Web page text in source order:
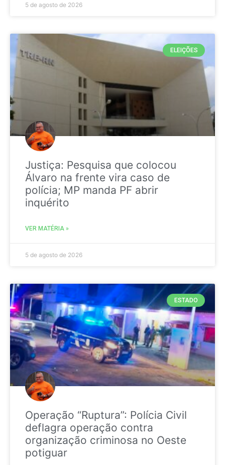
5 de agosto de 2026
ELEIÇÕES
Justiça: Pesquisa que colocou
Álvaro na frente vira caso de
polícia; MP manda PF abrir
inquérito
VER MATÉRIA »
5 de agosto de 2026
ESTADO
Operação “Ruptura”: Polícia Civil
deflagra operação contra
organização criminosa no Oeste
potiguar